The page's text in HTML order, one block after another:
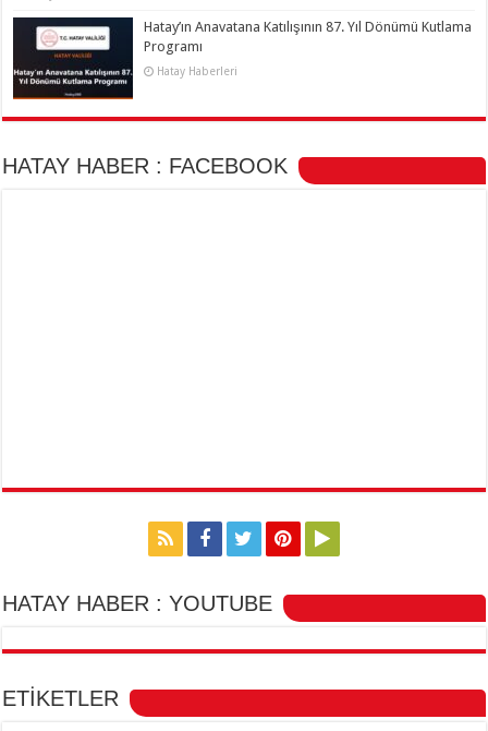
Hatay’ın Anavatana Katılışının 87. Yıl Dönümü Kutlama
Programı
Hatay Haberleri
HATAY HABER : FACEBOOK
HATAY HABER : YOUTUBE
ETİKETLER